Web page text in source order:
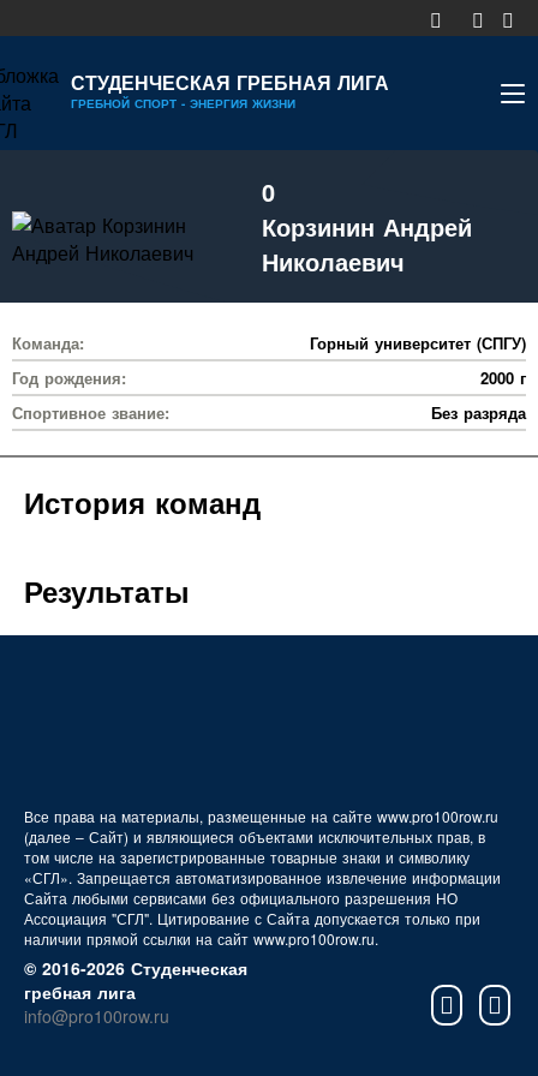
СТУДЕНЧЕСКАЯ ГРЕБНАЯ ЛИГА
ГРЕБНОЙ СПОРТ - ЭНЕРГИЯ ЖИЗНИ
КАЛЕНДАРЬ
ДИВИЗИОНЫ
УЧАСТНИКИ
РЕЙТИНГ
ДОКУМЕНТЫ
0
Корзинин Андрей
Николаевич
Команда:
Горный университет (СПГУ)
Год рождения:
2000 г
Спортивное звание:
Без разряда
История команд
Результаты
Все права на материалы, размещенные на сайте www.pro100row.ru
(далее – Сайт) и являющиеся объектами исключительных прав, в
том числе на зарегистрированные товарные знаки и символику
«СГЛ». Запрещается автоматизированное извлечение информации
Сайта любыми сервисами без официального разрешения НО
Ассоциация "СГЛ". Цитирование с Сайта допускается только при
наличии прямой ссылки на сайт www.pro100row.ru.
© 2016-2026 Студенческая
гребная лига
info@pro100row.ru